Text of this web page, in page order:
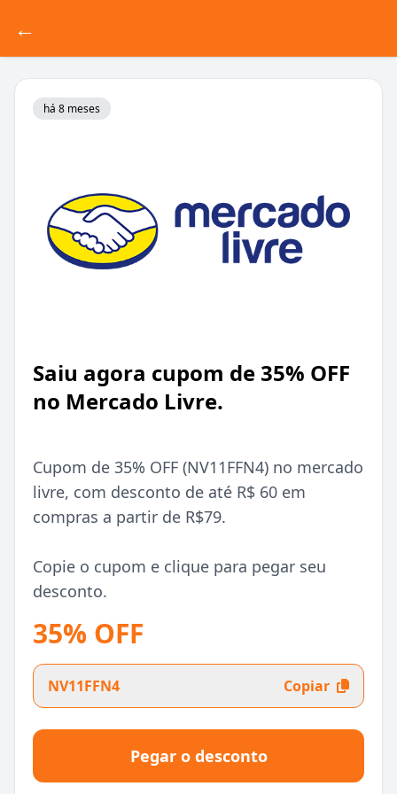
←
há 8 meses
Saiu agora cupom de 35% OFF
no Mercado Livre.
Cupom de 35% OFF (NV11FFN4) no mercado
livre, com desconto de até R$ 60 em
compras a partir de R$79.
Copie o cupom e clique para pegar seu
desconto.
35% OFF
NV11FFN4 Copiar
Pegar o desconto